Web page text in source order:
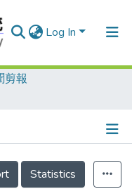
Log In
剪報
Statistics